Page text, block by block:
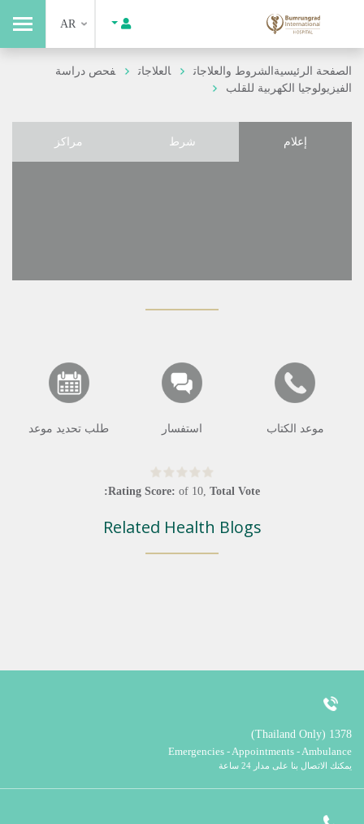
AR
الصفحة الرئيسيةالشروط والعلاجات العلاجات
فحص دراسة
الفيزيولوجيا الكهربية للقلب
إعلام شرط مراكز
موعد الكتاب استفسار طلب تحديد موعد
Rating Score: of 10, Total Vote:
Related Health Blogs
1378 (Thailand Only)
Emergencies - Appointments - Ambulance
يمكنك الاتصال بنا على مدار 24 ساعة